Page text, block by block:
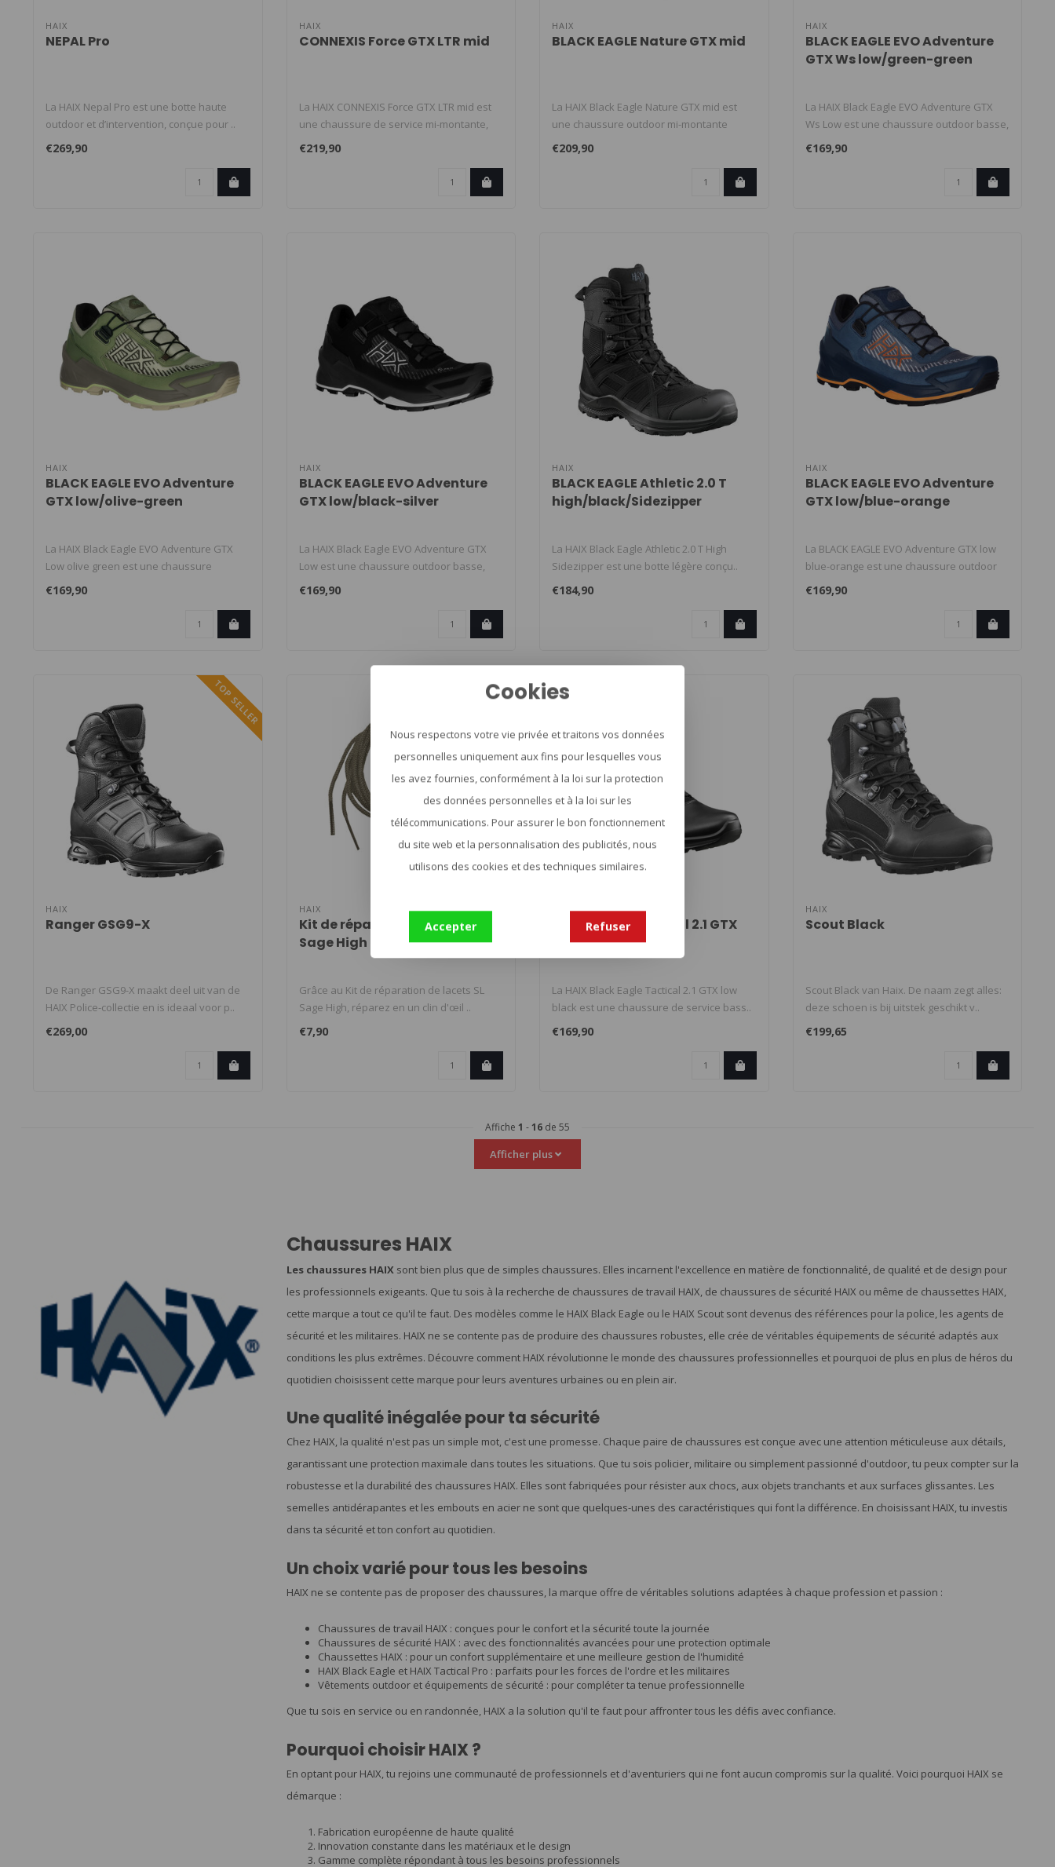
HAIX
NEPAL Pro
La HAIX Nepal Pro est une botte haute
outdoor et d’intervention, conçue pour ..
€269,90
HAIX
CONNEXIS Force GTX LTR mid
La HAIX CONNEXIS Force GTX LTR mid est
une chaussure de service mi-montante,
rob..
€219,90
HAIX
BLACK EAGLE Nature GTX mid
La HAIX Black Eagle Nature GTX mid est
une chaussure outdoor mi-montante
légèr..
€209,90
HAIX
BLACK EAGLE EVO Adventure
GTX Ws low/green-green
La HAIX Black Eagle EVO Adventure GTX
Ws Low est une chaussure outdoor basse,
ro..
€169,90
HAIX
BLACK EAGLE EVO Adventure
GTX low/olive-green
La HAIX Black Eagle EVO Adventure GTX
Low olive green est une chaussure
€169,90
HAIX
BLACK EAGLE EVO Adventure
GTX low/black-silver
La HAIX Black Eagle EVO Adventure GTX
Low est une chaussure outdoor basse,
€169,90
HAIX
BLACK EAGLE Athletic 2.0 T
high/black/Sidezipper
La HAIX Black Eagle Athletic 2.0 T High
Sidezipper est une botte légère conçu..
€184,90
HAIX
BLACK EAGLE EVO Adventure
GTX low/blue-orange
La BLACK EAGLE EVO Adventure GTX low
blue-orange est une chaussure outdoor
€169,90
TOP SELLER
HAIX
Ranger GSG9-X
De Ranger GSG9-X maakt deel uit van de
HAIX Police-collectie en is ideaal voor p..
€269,00
HAIX
Kit de réparation de lacets SL
Sage High
Grâce au Kit de réparation de lacets SL
Sage High, réparez en un clin d'œil ..
€7,90
HAIX
Black Eagle Tactical 2.1 GTX
La HAIX Black Eagle Tactical 2.1 GTX low
black est une chaussure de service bass..
€169,90
HAIX
Scout Black
Scout Black van Haix. De naam zegt alles:
deze schoen is bij uitstek geschikt v..
€199,65
Affiche 1 -16 de 55
Afficher plus
Chaussures HAIX
Les chaussures HAIXsont bien plus que de simples chaussures. Elles incarnent l'excellence en matière de fonctionnalité, de qualité et de design pour
les professionnels exigeants. Que tu sois à la recherche de chaussures de travail HAIX, de chaussures de sécurité HAIX ou même de chaussettes HAIX,
cette marque a tout ce qu'il te faut. Des modèles comme le HAIX Black Eagle ou le HAIX Scout sont devenus des références pour la police, les agents de
sécurité et les militaires. HAIX ne se contente pas de produire des chaussures robustes, elle crée de véritables équipements de sécurité adaptés aux
conditions les plus extrêmes. Découvre comment HAIX révolutionne le monde des chaussures professionnelles et pourquoi de plus en plus de héros du
quotidien choisissent cette marque pour leurs aventures urbaines ou en plein air.
Une qualité inégalée pour ta sécurité
Chez HAIX, la qualité n'est pas un simple mot, c'est une promesse. Chaque paire de chaussures est conçue avec une attention méticuleuse aux détails,
garantissant une protection maximale dans toutes les situations. Que tu sois policier, militaire ou simplement passionné d'outdoor, tu peux compter sur la
robustesse et la durabilité des chaussures HAIX. Elles sont fabriquées pour résister aux chocs, aux objets tranchants et aux surfaces glissantes. Les
semelles antidérapantes et les embouts en acier ne sont que quelques-unes des caractéristiques qui font la différence. En choisissant HAIX, tu investis
dans ta sécurité et ton confort au quotidien.
Un choix varié pour tous les besoins
HAIX ne se contente pas de proposer des chaussures, la marque offre de véritables solutions adaptées à chaque profession et passion :
Chaussures de travail HAIX : conçues pour le confort et la sécurité toute la journée
Chaussures de sécurité HAIX : avec des fonctionnalités avancées pour une protection optimale
Chaussettes HAIX : pour un confort supplémentaire et une meilleure gestion de l'humidité
HAIX Black Eagle et HAIX Tactical Pro : parfaits pour les forces de l'ordre et les militaires
Vêtements outdoor et équipements de sécurité : pour compléter ta tenue professionnelle
Que tu sois en service ou en randonnée, HAIX a la solution qu'il te faut pour affronter tous les défis avec confiance.
Pourquoi choisir HAIX ?
En optant pour HAIX, tu rejoins une communauté de professionnels et d'aventuriers qui ne font aucun compromis sur la qualité. Voici pourquoi HAIX se
démarque :
Fabrication européenne de haute qualité
Innovation constante dans les matériaux et le design
Gamme complète répondant à tous les besoins professionnels
Cookies
Nous respectons votre vie privée et traitons vos données
personnelles uniquement aux fins pour lesquelles vous
les avez fournies, conformément à la loi sur la protection
des données personnelles et à la loi sur les
télécommunications. Pour assurer le bon fonctionnement
du site web et la personnalisation des publicités, nous
utilisons des cookies et des techniques similaires.
Accepter Refuser